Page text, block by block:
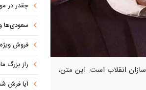
انقلاب است. این متن،
چقدر در
سعودی‌ها و
فروش ویژه
راز بزرگ
آیا فرش